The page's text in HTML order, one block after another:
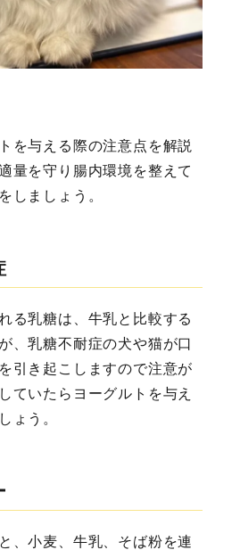
を与える際の注意点を解説
量を守り腸内環境を整えて
しましょう。
る乳糖は、牛乳と比較する
、乳糖不耐症の犬や猫が口
引き起こしますので注意が
ていたらヨーグルトを与え
ょう。
、小麦、牛乳、そば粉を連